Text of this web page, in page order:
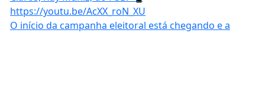
O início da campanha eleitoral está chegando e a